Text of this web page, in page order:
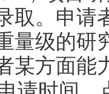
取。申请
量级的研
某方面能